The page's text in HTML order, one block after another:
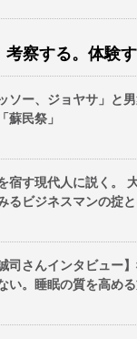
察する。体験す
ソー、ジョヤサ」と
蘇民祭」
宿す現代人に説く。
るビジネスマンの掟と
司さんインタビュー
い。睡眠の質を高め